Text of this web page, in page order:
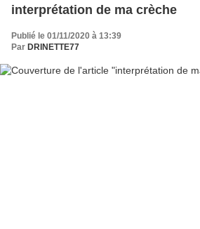
interprétation de ma crèche
Publié le 01/11/2020 à 13:39
Par DRINETTE77